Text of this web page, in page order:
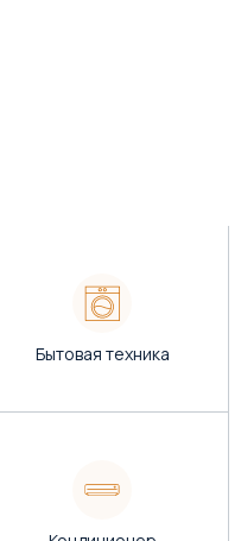
Бытовая техника